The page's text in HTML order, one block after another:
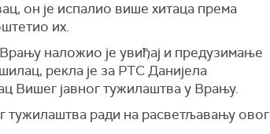
он је испалио више хитаца према
их.
наложио је увиђај и предузимање
рекла је за РТС Данијела
Вишег јавног тужилаштва у Врању.
тужилаштва ради на расветљавању овог